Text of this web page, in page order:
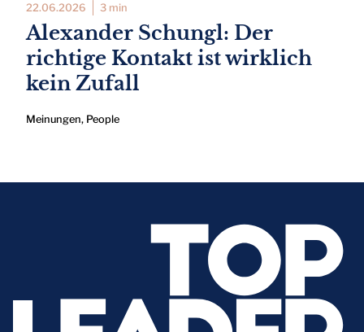
22.06.2026 3 min
Alexander Schungl: Der
richtige Kontakt ist wirklich
kein Zufall
Meinungen, People